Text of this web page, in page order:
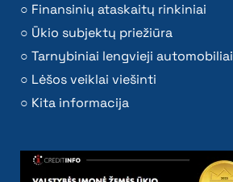
Finansinių ataskaitų rinkiniai
Ūkio subjektų priežiūra
Tarnybiniai lengvieji automobiliai
Lėšos veiklai viešinti
Kita informacija